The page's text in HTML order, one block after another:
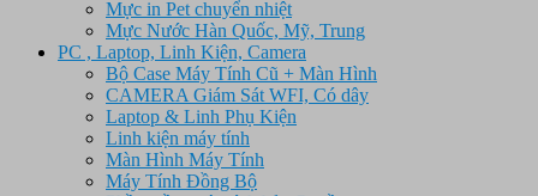
Mực in Pet chuyển nhiệt
Mực Nước Hàn Quốc, Mỹ, Trung
PC , Laptop, Linh Kiện, Camera
Bộ Case Máy Tính Cũ + Màn Hình
CAMERA Giám Sát WFI, Có dây
Laptop & Linh Phụ Kiện
Linh kiện máy tính
Màn Hình Máy Tính
Máy Tính Đồng Bộ